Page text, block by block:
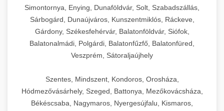
Simontornya, Enying, Dunaföldvár, Solt, Szabadszállás,
Sárbogárd, Dunaújváros, Kunszentmiklós, Ráckeve,
Gárdony, Székesfehérvár, Balatonföldvár, Siófok,
Balatonalmádi, Polgárdi, Balatonfűzfő, Balatonfüred,
Veszprém, Sátoraljaújhely
Szentes, Mindszent, Kondoros, Orosháza,
Hódmezővásárhely, Szeged, Battonya, Mezőkovácsháza,
Békéscsaba, Nagymaros, Nyergesújfalu, Kismaros,